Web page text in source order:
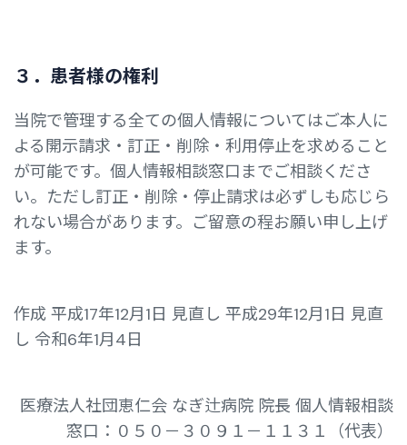
３ ． 患者様の権利
当院で管理する全ての個人情報についてはご本人に
よる開示請求・訂正・削除・利用停止を求めること
が可能です。個人情報相談窓口までご相談くださ
い。ただし訂正・削除・停止請求は必ずしも応じら
れない場合があります。ご留意の程お願い申し上げ
ます。
作成 平成17年12月1日 見直し 平成29年12月1日 見直
し 令和6年1月4日
医療法人社団恵仁会 なぎ辻病院 院長 個人情報相談
窓口：０５０－３０９１－１１３１（代表）